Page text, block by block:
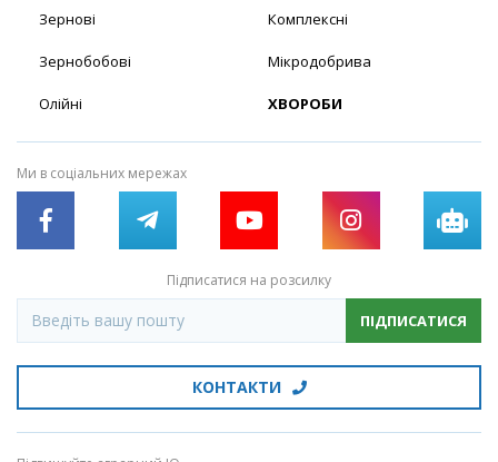
Зернові
Зернобобові
Олійні
Комплексні
Мікродобрива
ХВОРОБИ
Ми в соціальних мережах
Підписатися на розсилку
ПІДПИСАТИСЯ
КОНТАКТИ